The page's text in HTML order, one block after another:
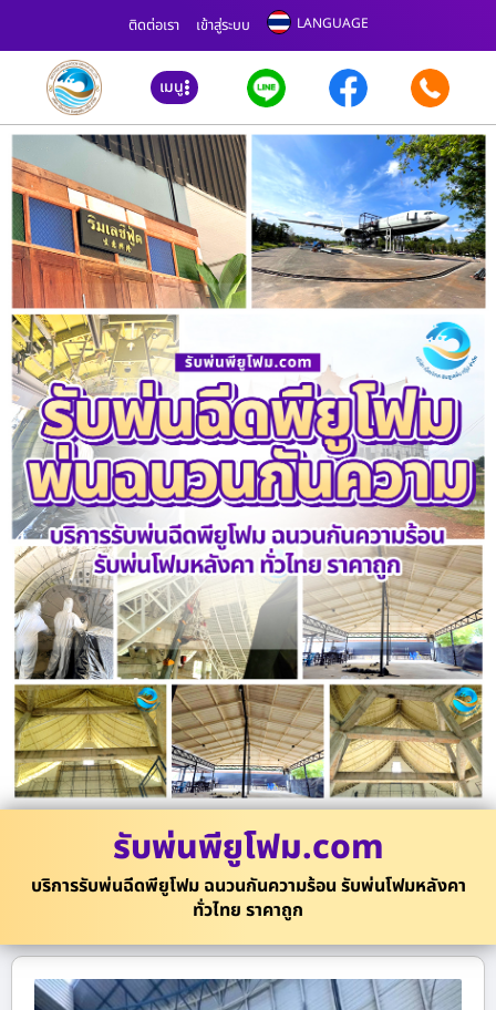
ติดต่อเรา เข้าสู่ระบบ LANGUAGE
เมนู
รับพ่นพียูโฟม.com
บริการรับพ่นฉีดพียูโฟม ฉนวนกันความร้อน รับพ่นโฟมหลังคา
ทั่วไทย ราคาถูก